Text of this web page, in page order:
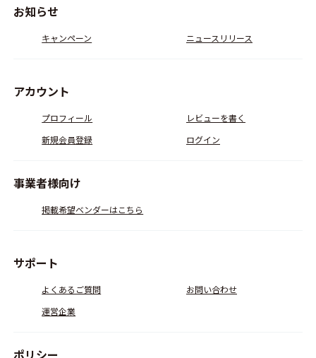
お知らせ
キャンペーン ニュースリリース
アカウント
プロフィール
レビューを書く
新規会員登録
ログイン
事業者様向け
掲載希望ベンダーはこちら
サポート
よくあるご質問
お問い合わせ
運営企業
ポリシー